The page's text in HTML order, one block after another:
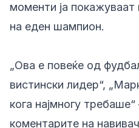
моменти ја покажуваат
на еден шампион.
„Ова е повеќе од
вистински лидер“,
кога најмногу
коментарите на